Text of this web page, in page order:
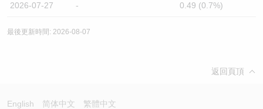
2026-07-27 - 0.49 (0.7%)
最後更新時間: 2026-08-07
返回頁頂
English 简体中文 繁體中文